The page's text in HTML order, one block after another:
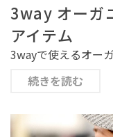
3way オーガ
アイテム
3wayで使えるオー
続きを読む